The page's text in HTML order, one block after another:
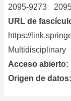
la
navegación
2095-9273
URL de
https://
Multidisciplinary
Acceso abierto
Origen de datos